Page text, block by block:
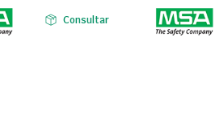
Consultar